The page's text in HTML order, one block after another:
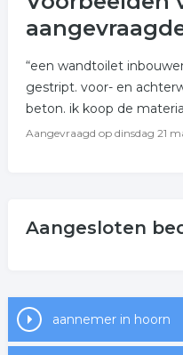
“een wandtoilet
gestript. voor- en
beton. ik koop de
Aangevraagd op dinsdag 21
Aangesloten
aannemer in hoorn